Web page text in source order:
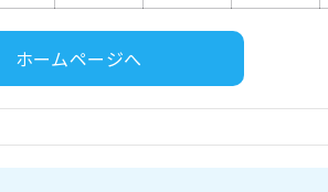
ホームページへ